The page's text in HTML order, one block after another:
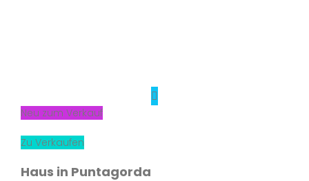
Neu zum Verkauf
Zu Verkaufen
Haus in Puntagorda